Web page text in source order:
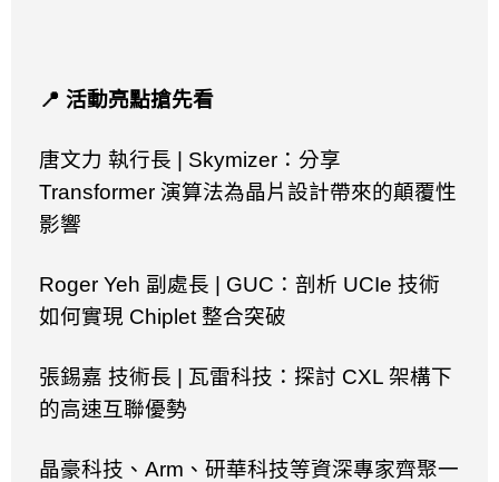
📍 活動亮點搶先看
唐文力 執行長 | Skymizer ：分享
Transformer 演算法為晶片設計帶來的顛覆性
影響
Roger Yeh 副處長 | GUC ：剖析 UCIe 技術
如何實現 Chiplet 整合突破
張錫嘉 技術長 瓦雷科技：探討 CXL 架構下
的高速互聯優勢
晶豪科技、 Arm 、研華科技等資深專家齊聚一